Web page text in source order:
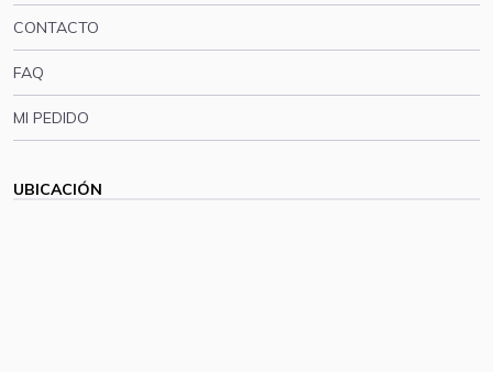
CONTACTO
FAQ
MI PEDIDO
UBICACIÓN